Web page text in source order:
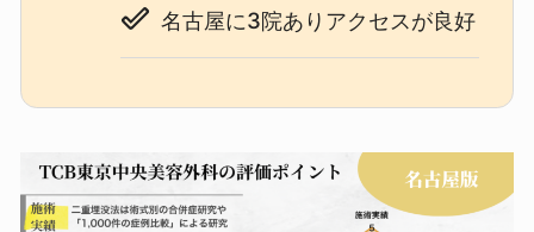
名古屋に3院ありアクセスが良好